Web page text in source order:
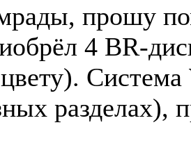
прошу
4 BR-
разделах),